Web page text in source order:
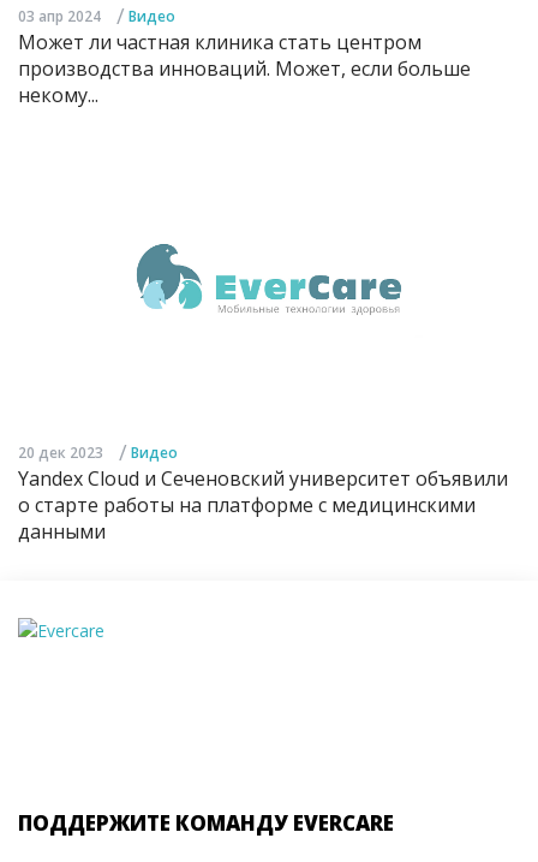
03 апр 2024 / Видео
Может ли частная клиника стать центром
производства инноваций. Может, если больше
некому...
20 дек 2023 / Видео
Yandex Cloud и Сеченовский университет объявили
о старте работы на платформе с медицинскими
данными
ПОДДЕРЖИТЕ КОМАНДУ EVERCARE